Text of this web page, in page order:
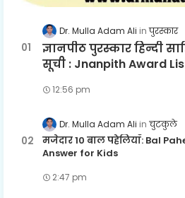
Dr. Mulla Adam Ali पुरस्कार
ज्ञानपीठ पुरस्कार हिन्दी
सूची : Jnanpith Award
12:56 pm
Dr. Mulla Adam Ali चुटकुले
मजेदार 10 बाल पहेलियाँ: Bal
Answer for Kids
2:47 pm